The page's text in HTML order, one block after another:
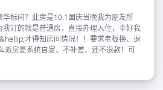
标间？此房是10.1国庆当晚我为朋友所
订的就是普通房，直接办理入住，幸好我
才得知房间情况！！要求老板换、退
派房是系统自定、不补差、还不退款！可